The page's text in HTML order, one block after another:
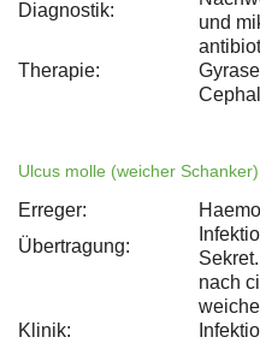
Diagnostik:
und
Therapie:
Ulcus molle (weicher Schanker)
Erreger:
Übertragung:
Sekret.
Klinik:
nach